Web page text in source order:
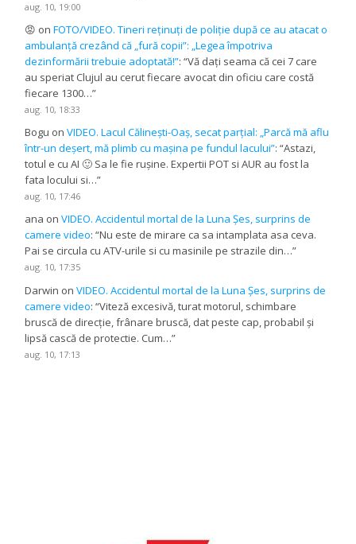
aug. 10, 19:00
😡 onFOTO/VIDEO. Tineri reținuți de poliție după ce au atacat o
ambulanță crezând că „fură copii”: „Legea împotriva
dezinformării trebuie adoptată!”: “Vă dați seama că cei 7 care
au speriat Clujul au cerut fiecare avocat din oficiu care costă
fiecare 1300…”
aug. 10, 18:33
Bogu onVIDEO. Lacul Călinești-Oaș, secat parțial: „Parcă mă aflu
într-un deșert, mă plimb cu mașina pe fundul lacului”: “Astazi,
totul e cu AI 🙂 Sa le fie rușine. Expertii POT si AUR au fost la
fata locului si…”
aug. 10, 17:46
ana onVIDEO. Accidentul mortal de la Luna Șes, surprins de
camere video: “Nu este de mirare ca sa intamplata asa ceva.
Pai se circula cu ATV-urile si cu masinile pe strazile din…”
aug. 10, 17:35
Darwin onVIDEO. Accidentul mortal de la Luna Șes, surprins de
camere video: “Viteză excesivă, turat motorul, schimbare
bruscă de direcție, frânare bruscă, dat peste cap, probabil și
lipsă cască de protectie. Cum…”
aug. 10, 17:13